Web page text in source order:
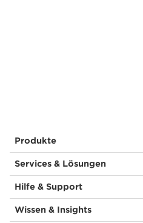
Produkte
Services & Lösungen
Hilfe & Support
Wissen & Insights